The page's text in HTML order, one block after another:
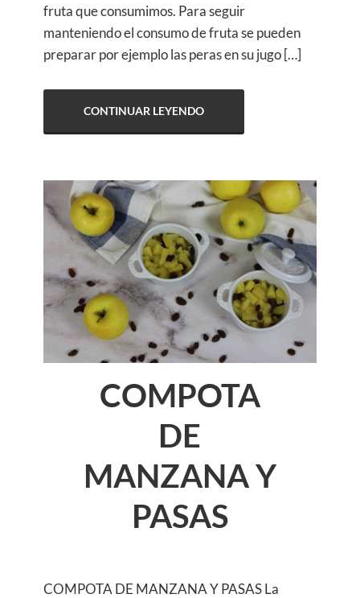
fruta que consumimos. Para seguir
manteniendo el consumo de fruta se pueden
preparar por ejemplo las peras en su jugo […]
CONTINUAR LEYENDO
COMPOTA
DE
MANZANA Y
PASAS
COMPOTA DE MANZANA Y PASAS La